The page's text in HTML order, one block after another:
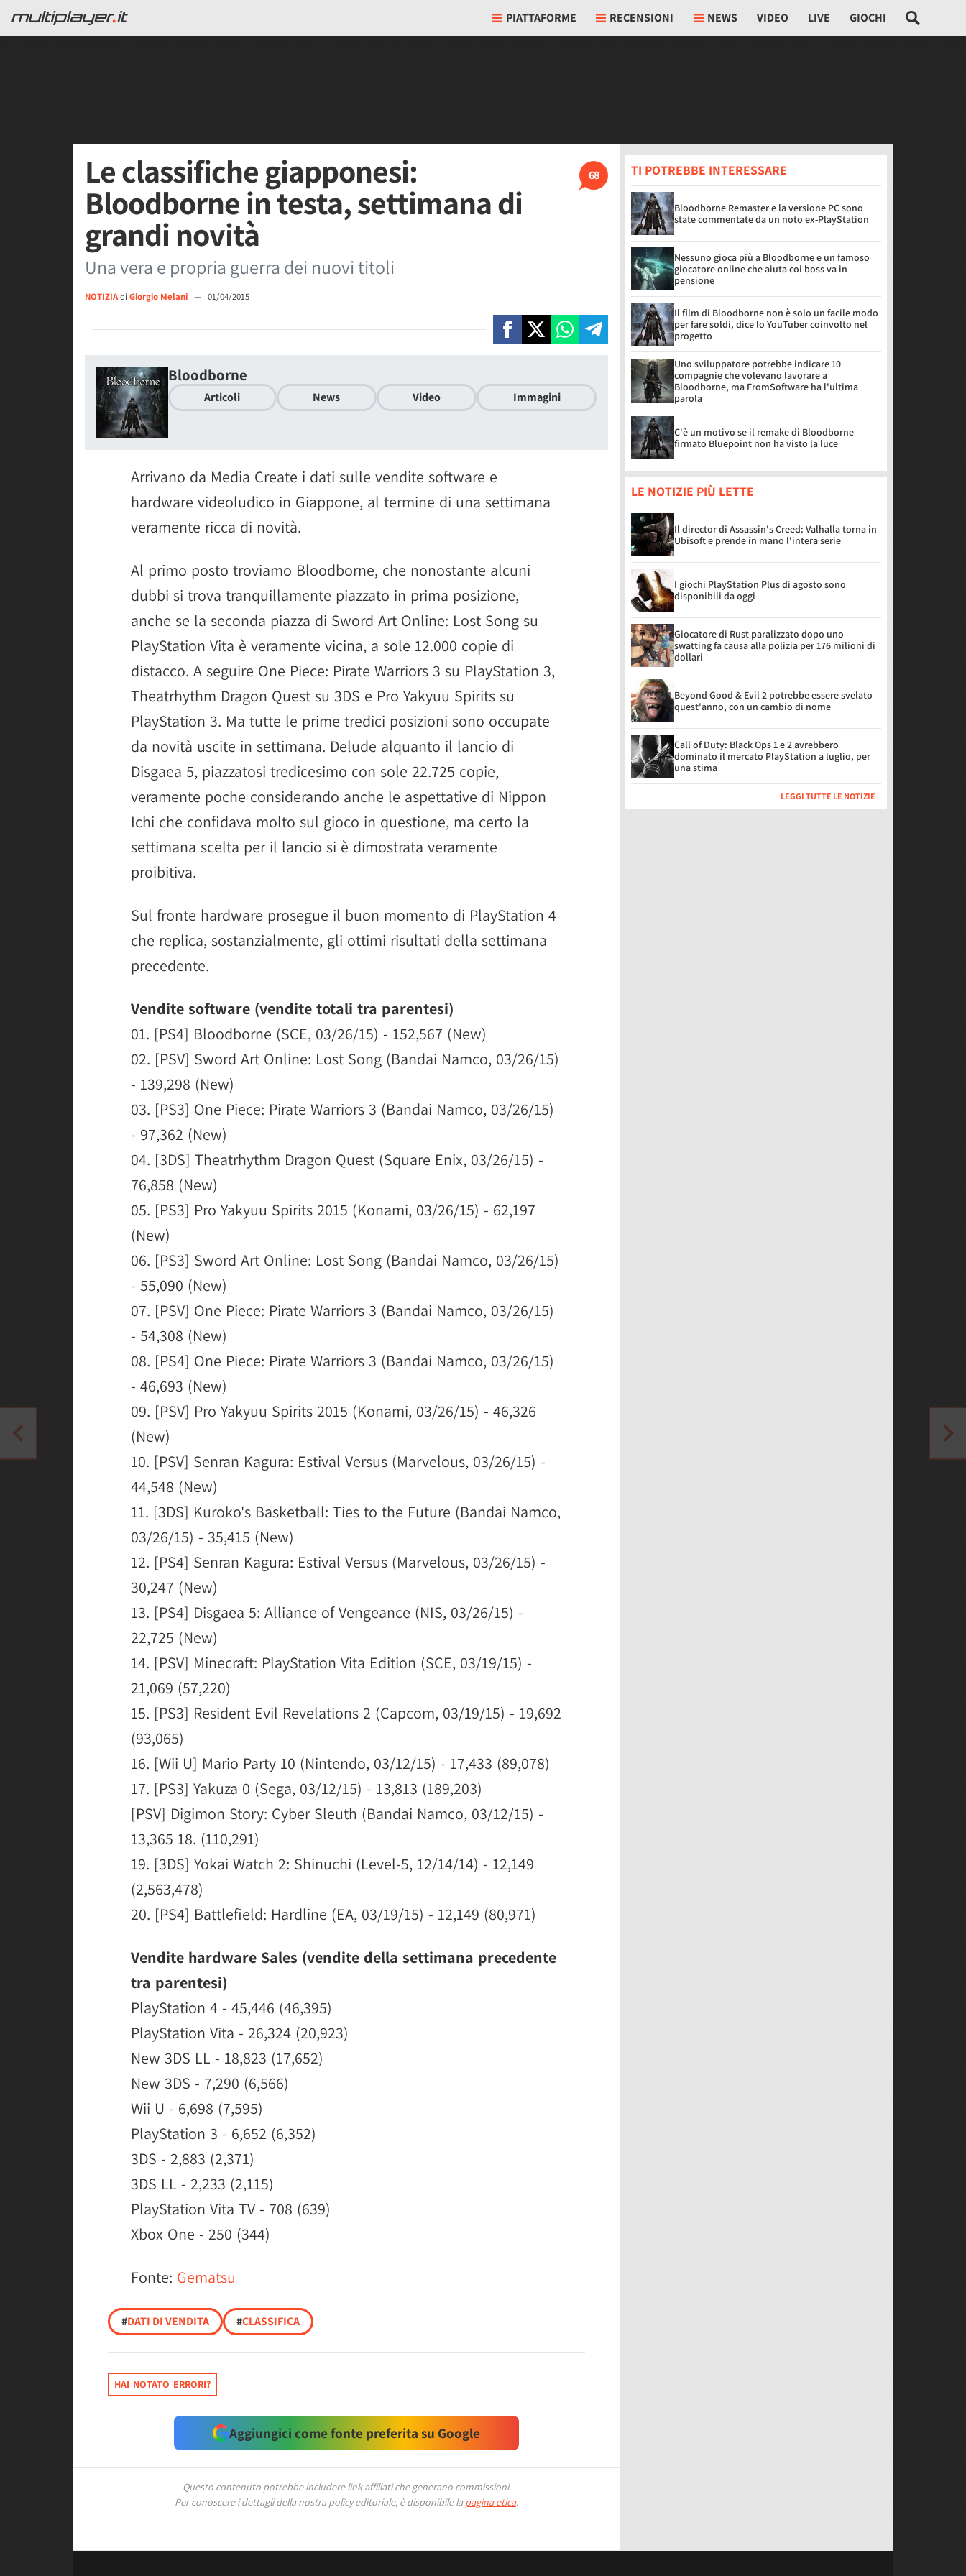
PIATTAFORME RECENSIONI NEWS VIDEO LIVE GIOCHI
68
Le classifiche giapponesi:
Bloodborne in testa, settimana di
grandi novità
Una vera e propria guerra dei nuovi titoli
NOTIZIAdi Giorgio Melani — 01/04/2015
Bloodborne
Articoli News Video Immagini
Arrivano da Media Create i dati sulle vendite software e
hardware videoludico in Giappone, al termine di una settimana
veramente ricca di novità.
Al primo posto troviamo Bloodborne, che nonostante alcuni
dubbi si trova tranquillamente piazzato in prima posizione,
anche se la seconda piazza di Sword Art Online: Lost Song su
PlayStation Vita è veramente vicina, a sole 12.000 copie di
distacco. A seguire One Piece: Pirate Warriors 3 su PlayStation 3,
Theatrhythm Dragon Quest su 3DS e Pro Yakyuu Spirits su
PlayStation 3. Ma tutte le prime tredici posizioni sono occupate
da novità uscite in settimana. Delude alquanto il lancio di
Disgaea 5, piazzatosi tredicesimo con sole 22.725 copie,
veramente poche considerando anche le aspettative di Nippon
Ichi che confidava molto sul gioco in questione, ma certo la
settimana scelta per il lancio si è dimostrata veramente
proibitiva.
Sul fronte hardware prosegue il buon momento di PlayStation 4
che replica, sostanzialmente, gli ottimi risultati della settimana
precedente.
Vendite software (vendite totali tra parentesi)
01. [PS4] Bloodborne (SCE, 03/26/15) - 152,567 (New)
02. [PSV] Sword Art Online: Lost Song (Bandai Namco, 03/26/15)
- 139,298 (New)
03. [PS3] One Piece: Pirate Warriors 3 (Bandai Namco, 03/26/15)
- 97,362 (New)
04. [3DS] Theatrhythm Dragon Quest (Square Enix, 03/26/15) -
76,858 (New)
05. [PS3] Pro Yakyuu Spirits 2015 (Konami, 03/26/15) - 62,197
(New)
06. [PS3] Sword Art Online: Lost Song (Bandai Namco, 03/26/15)
- 55,090 (New)
07. [PSV] One Piece: Pirate Warriors 3 (Bandai Namco, 03/26/15)
- 54,308 (New)
08. [PS4] One Piece: Pirate Warriors 3 (Bandai Namco, 03/26/15)
- 46,693 (New)
09. [PSV] Pro Yakyuu Spirits 2015 (Konami, 03/26/15) - 46,326
(New)
10. [PSV] Senran Kagura: Estival Versus (Marvelous, 03/26/15) -
44,548 (New)
11. [3DS] Kuroko's Basketball: Ties to the Future (Bandai Namco,
03/26/15) - 35,415 (New)
12. [PS4] Senran Kagura: Estival Versus (Marvelous, 03/26/15) -
30,247 (New)
13. [PS4] Disgaea 5: Alliance of Vengeance (NIS, 03/26/15) -
22,725 (New)
14. [PSV] Minecraft: PlayStation Vita Edition (SCE, 03/19/15) -
21,069 (57,220)
15. [PS3] Resident Evil Revelations 2 (Capcom, 03/19/15) - 19,692
(93,065)
16. [Wii U] Mario Party 10 (Nintendo, 03/12/15) - 17,433 (89,078)
17. [PS3] Yakuza 0 (Sega, 03/12/15) - 13,813 (189,203)
[PSV] Digimon Story: Cyber Sleuth (Bandai Namco, 03/12/15) -
13,365 18. (110,291)
19. [3DS] Yokai Watch 2: Shinuchi (Level-5, 12/14/14) - 12,149
(2,563,478)
20. [PS4] Battlefield: Hardline (EA, 03/19/15) - 12,149 (80,971)
Vendite hardware Sales (vendite della settimana precedente
tra parentesi)
PlayStation 4 - 45,446 (46,395)
PlayStation Vita - 26,324 (20,923)
New 3DS LL - 18,823 (17,652)
New 3DS - 7,290 (6,566)
Wii U - 6,698 (7,595)
PlayStation 3 - 6,652 (6,352)
3DS - 2,883 (2,371)
3DS LL - 2,233 (2,115)
PlayStation Vita TV - 708 (639)
Xbox One - 250 (344)
Fonte: Gematsu
#DATI DI VENDITA #CLASSIFICA
HAI NOTATO ERRORI?
Aggiungici come fonte preferita su Google
Questo contenuto potrebbe includere link affiliati che generano commissioni.
Per conoscere i dettagli della nostra policy editoriale, è disponibile la pagina etica.
TI POTREBBE INTERESSARE
Bloodborne Remaster e la versione PC sono
state commentate da un noto ex-PlayStation
Nessuno gioca più a Bloodborne e un famoso
giocatore online che aiuta coi boss va in
pensione
Il film di Bloodborne non è solo un facile modo
per fare soldi, dice lo YouTuber coinvolto nel
progetto
Uno sviluppatore potrebbe indicare 10
compagnie che volevano lavorare a
Bloodborne, ma FromSoftware ha l'ultima
parola
C'è un motivo se il remake di Bloodborne
firmato Bluepoint non ha visto la luce
LE NOTIZIE PIÙ LETTE
Il director di Assassin's Creed: Valhalla torna in
Ubisoft e prende in mano l'intera serie
I giochi PlayStation Plus di agosto sono
disponibili da oggi
Giocatore di Rust paralizzato dopo uno
swatting fa causa alla polizia per 176 milioni di
dollari
Beyond Good & Evil 2 potrebbe essere svelato
quest'anno, con un cambio di nome
Call of Duty: Black Ops 1 e 2 avrebbero
dominato il mercato PlayStation a luglio, per
una stima
LEGGI TUTTE LE NOTIZIE